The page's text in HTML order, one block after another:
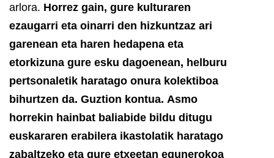
arlora. Horrez gain, gure kulturaren
ezaugarri eta oinarri den hizkuntzaz ari
garenean eta haren hedapena eta
etorkizuna gure esku dagoenean, helburu
pertsonaletik haratago onura kolektiboa
bihurtzen da. Guztion kontua. Asmo
horrekin hainbat baliabide bildu ditugu
euskararen erabilera ikastolatik haratago
zabaltzeko eta gure etxeetan egunerokoa